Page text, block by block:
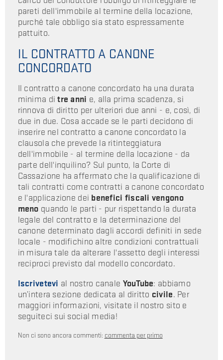
pareti dell'immobile al termine della locazione,
purché tale obbligo sia stato espressamente
pattuito.
IL CONTRATTO A CANONE
CONCORDATO
Il contratto a canone concordato ha una durata
minima ditre anni e, alla prima scadenza, si
rinnova di diritto per ulteriori due anni - e, così, di
due in due. Cosa accade se le parti decidono di
inserire nel contratto a canone concordato la
clausola che prevede la ritinteggiatura
dell'immobile - al termine della locazione - da
parte dell'inquilino? Sul punto, la Corte di
Cassazione ha affermato che la qualificazione di
tali contratti come contratti a canone concordato
e l'applicazione dei benefici fiscali vengono
meno quando le parti - pur rispettando la durata
legale del contratto e la determinazione del
canone determinato dagli accordi definiti in sede
locale - modifichino altre condizioni contrattuali
in misura tale da alterare l'assetto degli interessi
reciproci previsto dal modello concordato.
Iscrivetevi al nostro canale YouTube: abbiamo
un’intera sezione dedicata al diritto civile. Per
maggiori informazioni, visitate il nostro sito e
seguiteci sui social media!
Non ci sono ancora commenti: commenta per primo